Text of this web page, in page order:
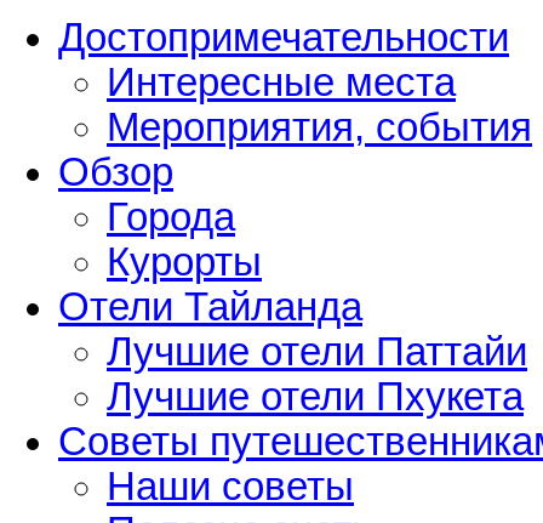
Достопримечательности
Интересные места
Мероприятия, события
Обзор
Города
Курорты
Отели Тайланда
Лучшие отели Паттайи
Лучшие отели Пхукета
Советы
Наши советы